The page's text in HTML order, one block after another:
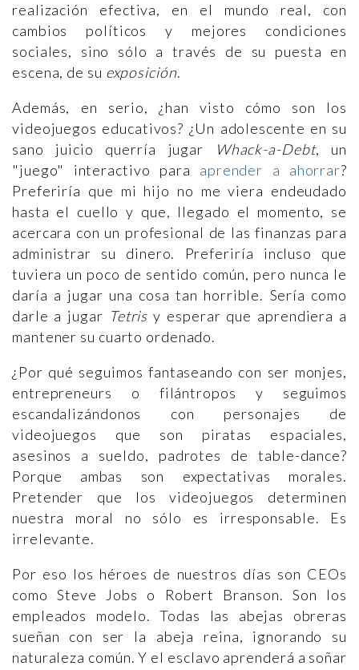
realización efectiva, en el mundo real, con
cambios políticos y mejores condiciones
sociales, sino sólo a través de su puesta en
escena, de su exposición.
Además, en serio, ¿han visto cómo son los
videojuegos educativos? ¿Un adolescente en su
sano juicio querría jugar
Whack-a-Debt, un
"juego" interactivo para aprender a ahorrar?
Preferiría que mi hijo no me viera endeudado
hasta el cuello y que, llegado el momento, se
acercara con un profesional de las finanzas para
administrar su dinero. Preferiría incluso que
tuviera un poco de sentido común, pero nunca le
daría a jugar una cosa tan horrible. Sería como
darle a jugar Tetrisy esperar que aprendiera a
mantener su cuarto ordenado.
¿Por qué seguimos fantaseando con ser monjes,
entrepreneurs o filántropos y seguimos
escandalizándonos con personajes de
videojuegos que son piratas espaciales,
asesinos a sueldo, padrotes de table-dance?
Porque ambas son expectativas morales.
Pretender que los videojuegos determinen
nuestra moral no sólo es irresponsable. Es
irrelevante.
Por eso los héroes de nuestros días son CEOs
como Steve Jobs o Robert Branson. Son los
empleados modelo. Todas las abejas obreras
sueñan con ser la abeja reina, ignorando su
naturaleza común. Y el esclavo aprenderá a soñar